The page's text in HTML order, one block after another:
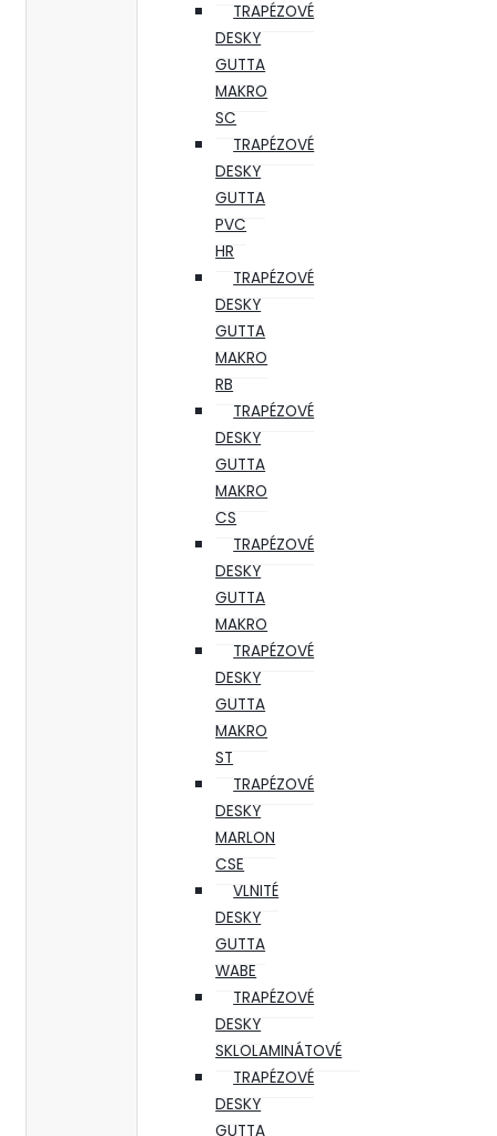
TRAPÉZOVÉ
DESKY
GUTTA
MAKRO
SC
TRAPÉZOVÉ
DESKY
GUTTA
PVC
HR
TRAPÉZOVÉ
DESKY
GUTTA
MAKRO
RB
TRAPÉZOVÉ
DESKY
GUTTA
MAKRO
CS
TRAPÉZOVÉ
DESKY
GUTTA
MAKRO
TRAPÉZOVÉ
DESKY
GUTTA
MAKRO
ST
TRAPÉZOVÉ
DESKY
MARLON
CSE
VLNITÉ
DESKY
GUTTA
WABE
TRAPÉZOVÉ
DESKY
SKLOLAMINÁTOVÉ
TRAPÉZOVÉ
DESKY
GUTTA